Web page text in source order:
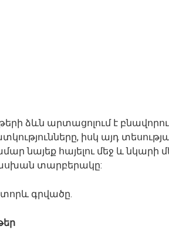
ձևն արտացոլում է
իսկ այդ
նայեք հայելու մեջ և նկարի
տարբերակը:
գրվածը.